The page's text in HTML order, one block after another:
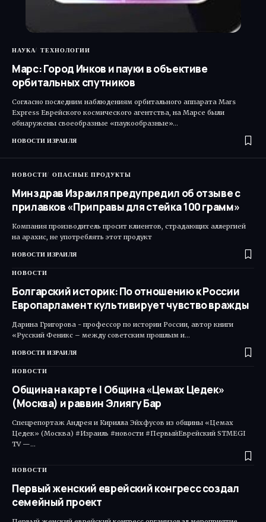
НАУКА ТЕХНОЛОГИИ
Марс: Город Инков и пауки в объективе
орбитальных спутников
Согласно последним наблюдениям орбитального аппарата Mars
Express Еврейского космического агентства, на Марсе были
обнаружены своеобразные «паукообразные»…
НОВОСТИ ИЗРАИЛЯ
НОВОСТИ ОПАСНЫЕ ПРОДУКТЫ
Минздрав Израиля предупредил об отзыве с
прилавков «Приправы для стейка 100 грамм»
Компания производитель просит клиентов, страдающих аллергией
на арахис, не употреблять этот продукт
НОВОСТИ ИЗРАИЛЯ
НОВОСТИ
Болгарский историк: По отношению к России
Европарламент культивирует чувство вражды
Дарина Григорова - профессор по истории России, автор книги
«Русский Феникс – между советским прошлым и…
НОВОСТИ ИЗРАИЛЯ
НОВОСТИ
Община на карте | Община «Цемах Цедек»
(Москва) и раввин Элиягу Бар
Спецрепортаж Андрея и Кирилла Эйхфусов из общины «Цемах
Цедек» (Москва) #Израиль #новости #ПервыйЕврейский STMEGI
TV —…
НОВОСТИ
Первый женский еврейский конгресс создал
семейный проект